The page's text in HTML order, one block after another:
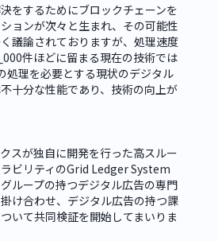
をするためにブロックチェーンを
ョンが次々と生まれ、その可能性
議論されておりますが、処理速度
件ほどに留まる現在の技術では
処理を必要とする現状のデジタル
十分な性能であり、技術の向上が
スが独自に開発を行った高スルー
ビリティのGrid Ledger System
ループの持つデジタル広告の専門
け合わせ、デジタル広告の持つ課
いて共同検証を開始してまいりま